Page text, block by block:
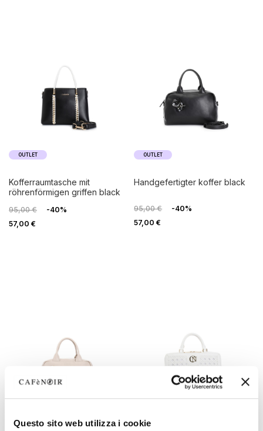
Questo sito web utilizza i cookie
OUTLET
kofferraumtasche mit
röhrenförmigen griffen black
95,00 €
-40%
57,00 €
OUTLET
handgefertigter koffer black
95,00 €
-40%
57,00 €
OUTLET OUTLET